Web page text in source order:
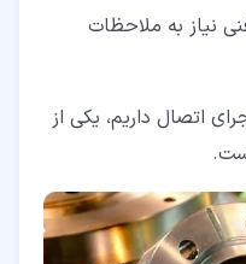
نیاز به ملاحظات
اتصال داریم، یکی از